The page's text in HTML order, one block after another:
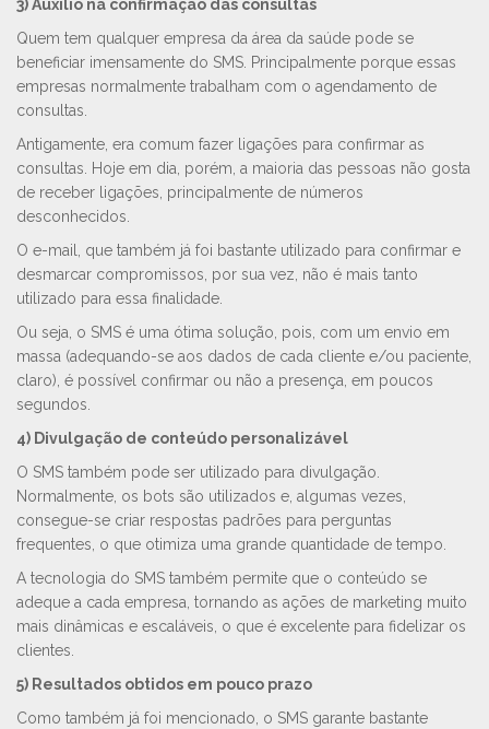
3) Auxílio na confirmação das consultas
Quem tem qualquer empresa da área da saúde pode se
beneficiar imensamente do SMS. Principalmente porque essas
empresas normalmente trabalham com o agendamento de
consultas.
Antigamente, era comum fazer ligações para confirmar as
consultas. Hoje em dia, porém, a maioria das pessoas não gosta
de receber ligações, principalmente de números
desconhecidos.
O e-mail, que também já foi bastante utilizado para confirmar e
desmarcar compromissos, por sua vez, não é mais tanto
utilizado para essa finalidade.
Ou seja, o SMS é uma ótima solução, pois, com um envio em
massa (adequando-se aos dados de cada cliente e/ou paciente,
claro), é possível confirmar ou não a presença, em poucos
segundos.
4) Divulgação de conteúdo personalizável
O SMS também pode ser utilizado para divulgação.
Normalmente, os bots são utilizados e, algumas vezes,
consegue-se criar respostas padrões para perguntas
frequentes, o que otimiza uma grande quantidade de tempo.
A tecnologia do SMS também permite que o conteúdo se
adeque a cada empresa, tornando as ações de marketing muito
mais dinâmicas e escaláveis, o que é excelente para fidelizar os
clientes.
5) Resultados obtidos em pouco prazo
Como também já foi mencionado, o SMS garante bastante